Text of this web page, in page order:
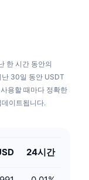
한 시간 동안의
30일 동안 USDT
용할 때마다 정확한
이트됩니다.
24시간